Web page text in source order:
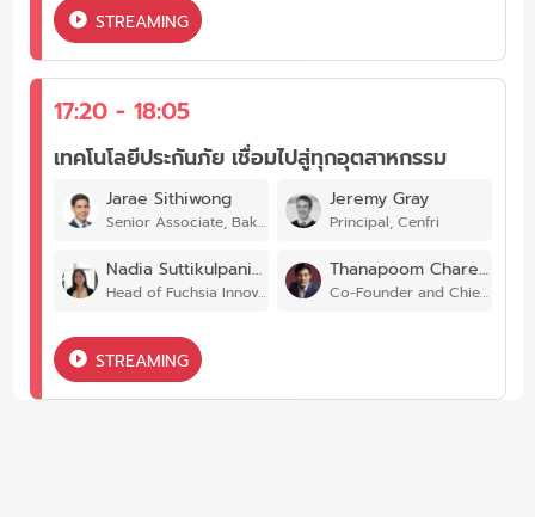
STREAMING
17:20 - 18:05
เทคโนโลยีประกันภัย เชื่อมไปสู่ทุกอุตสาหกรรม
Jarae Sithiwong
Senior Associate, Baker McKenzie, Thailand.
Jeremy Gray
Principal, Cenfri
Nadia Suttikulpanich
Head of Fuchsia Innovation Centre, Muang Thai Life Assurance
Thanapoom Chareonsiri
Co-Founder and Chief Executive Officer, AppMan
STREAMING